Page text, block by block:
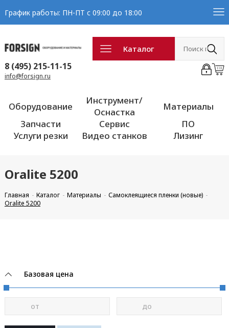
График работы: ПН-ПТ с 09:00 до 18:00
Каталог
8 (495) 215-11-15
info@forsign.ru
Оборудование
Инструмент/
Оснастка
Материалы
Запчасти
Сервис
ПО
Услуги резки
Видео станков Лизинг
Oralite 5200
Главная Каталог Материалы
Самоклеящиеся пленки (новые)
Oralite 5200
Базовая цена
от до